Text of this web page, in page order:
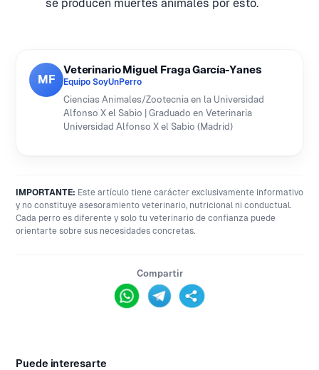
se producen muertes animales por esto.
MF
Veterinario Miguel Fraga García-Yanes
Equipo SoyUnPerro
Ciencias Animales/Zootecnia en la Universidad
Alfonso X el Sabio | Graduado en Veterinaria
Universidad Alfonso X el Sabio (Madrid)
IMPORTANTE: Este artículo tiene carácter exclusivamente informativo
y no constituye asesoramiento veterinario, nutricional ni conductual.
Cada perro es diferente y solo tu veterinario de confianza puede
orientarte sobre sus necesidades concretas.
Compartir
Puede interesarte